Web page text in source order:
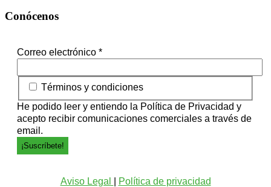
Conócenos
Correo electrónico *
Términos y condiciones
He podido leer y entiendo la Política de Privacidad y
acepto recibir comunicaciones comerciales a través de
email.
Aviso Legal
Política de privacidad